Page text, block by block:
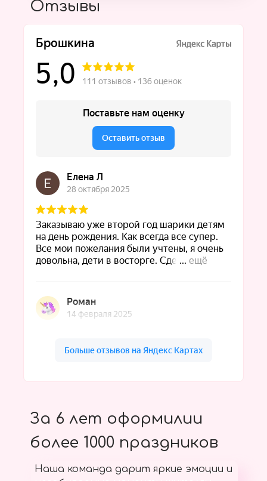
Отзывы
За 6 лет оформилии
более 1000 праздников
Наша команда дарит яркие эмоции и